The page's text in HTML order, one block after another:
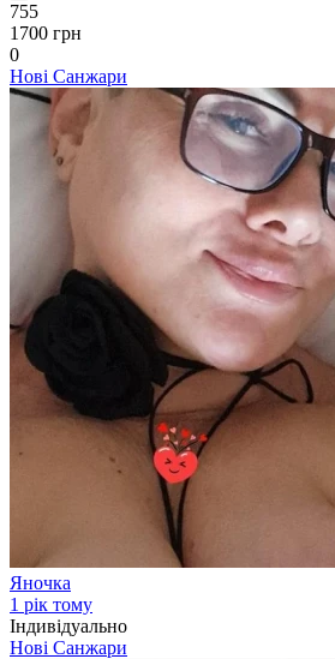
755
1700 грн
0
Нові Санжари
Яночка
1 рік тому
Індивідуально
Нові Санжари